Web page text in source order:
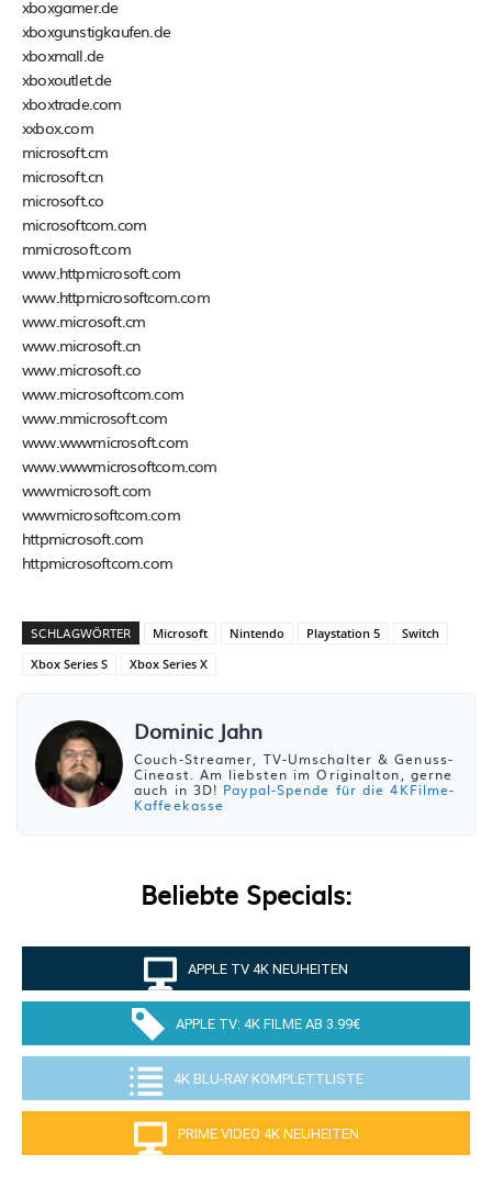
xboxgamer.de
xboxgunstigkaufen.de
xboxmall.de
xboxoutlet.de
xboxtrade.com
xxbox.com
microsoft.cm
microsoft.cn
microsoft.co
microsoftcom.com
mmicrosoft.com
www.httpmicrosoft.com
www.httpmicrosoftcom.com
www.microsoft.cm
www.microsoft.cn
www.microsoft.co
www.microsoftcom.com
www.mmicrosoft.com
www.wwwmicrosoft.com
www.wwwmicrosoftcom.com
wwwmicrosoft.com
wwwmicrosoftcom.com
httpmicrosoft.com
httpmicrosoftcom.com
SCHLAGWÖRTER Microsoft Nintendo Playstation 5
Switch
Xbox Series S
Xbox Series X
Dominic Jahn
Couch-Streamer, TV-Umschalter & Genuss-
Cineast. Am liebsten im Originalton, gerne
auch in 3D! Paypal-Spende für die 4KFilme-
Kaffeekasse
Beliebte Specials:
APPLE TV 4K NEUHEITEN
APPLE TV: 4K FILME AB 3.99€
4K BLU-RAY KOMPLETTLISTE
PRIME VIDEO 4K NEUHEITEN